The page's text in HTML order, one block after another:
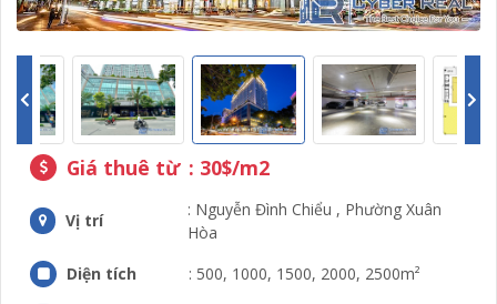
Giá thuê từ : 30$/m2
Vị trí
: Nguyễn Đình Chiểu , Phường Xuân
Hòa
Diện tích
: 500, 1000, 1500, 2000, 2500m²